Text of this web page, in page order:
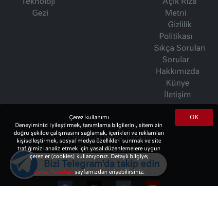
Teknoloji
Gezi
Açık Rıza
Metni
Gizlilik
Politikası
Sıkça Sorulan
Sorular
Hakkımızda
Künye
İletişim
İsmet Berkan Yazıları
Ertuğrul Özkök Yazıları
Haftalık Gazete
OK
Çerez kullanımı
Deneyiminizi iyileştirmek, tanımlama bilgilerini, sitemizin
doğru şekilde çalışmasını sağlamak, içerikleri ve reklamları
kişiselleştirmek, sosyal medya özellikleri sunmak ve site
trafiğimizi analiz etmek için yasal düzenlemelere uygun
çerezler (cookies) kullanıyoruz. Detaylı bilgiye;
Çerez Politikasısayfamızdan erişebilirsiniz.
Bizi Telegram'da takip edin